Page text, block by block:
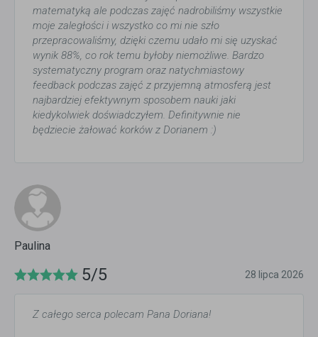
matematyką ale podczas zajęć nadrobiliśmy wszystkie
moje zaległości i wszystko co mi nie szło
przepracowaliśmy, dzięki czemu udało mi się uzyskać
wynik 88%, co rok temu byłoby niemożliwe. Bardzo
systematyczny program oraz natychmiastowy
feedback podczas zajęć z przyjemną atmosferą jest
najbardziej efektywnym sposobem nauki jaki
kiedykolwiek doświadczyłem. Definitywnie nie
będziecie żałować korków z Dorianem :)
Paulina
5/5 28 lipca 2026
Z całego serca polecam Pana Doriana!